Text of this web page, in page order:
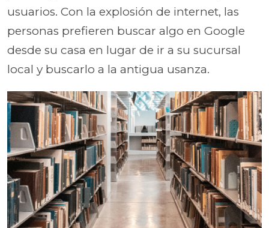
usuarios. Con la explosión de internet, las
personas prefieren buscar algo en Google
desde su casa en lugar de ir a su sucursal
local y buscarlo a la antigua usanza.